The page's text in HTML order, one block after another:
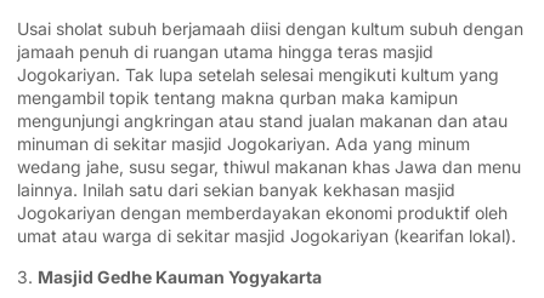
Usai sholat subuh berjamaah diisi dengan kultum subuh dengan
jamaah penuh di ruangan utama hingga teras masjid
Jogokariyan. Tak lupa setelah selesai mengikuti kultum yang
mengambil topik tentang makna qurban maka kamipun
mengunjungi angkringan atau stand jualan makanan dan atau
minuman di sekitar masjid Jogokariyan. Ada yang minum
wedang jahe, susu segar, thiwul makanan khas Jawa dan menu
lainnya. Inilah satu dari sekian banyak kekhasan masjid
Jogokariyan dengan memberdayakan ekonomi produktif oleh
umat atau warga di sekitar masjid Jogokariyan (kearifan lokal).
3. Masjid Gedhe Kauman Yogyakarta